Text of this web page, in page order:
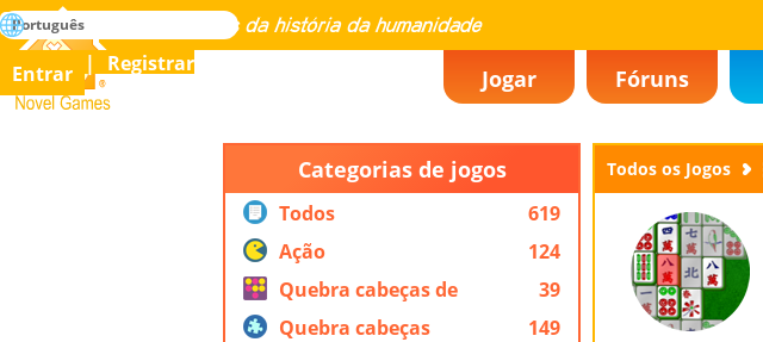
Novel Games
Dominar todos os jogos da história da humanidade
buscar
Jogar Fóruns
Entrar Registrar
Português
Categorias de jogos
Todos
619
Ação
124
Quebra cabeças de
ação
39
Quebra cabeças
149
Todos os Jogos